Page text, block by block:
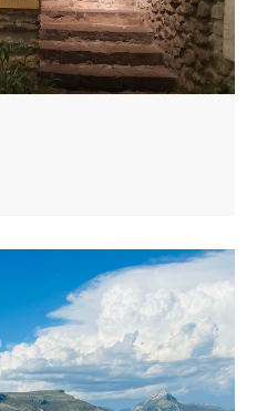
de l'Hôtel des Gorges
offre une vue à 360° sur
la Palud. Notre cheffe
issue des produits du